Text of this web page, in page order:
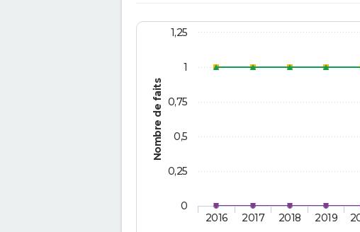
Nombre de faits
2016 2017 2018 2019
0
0,25
0,5
0,75
1
1,25